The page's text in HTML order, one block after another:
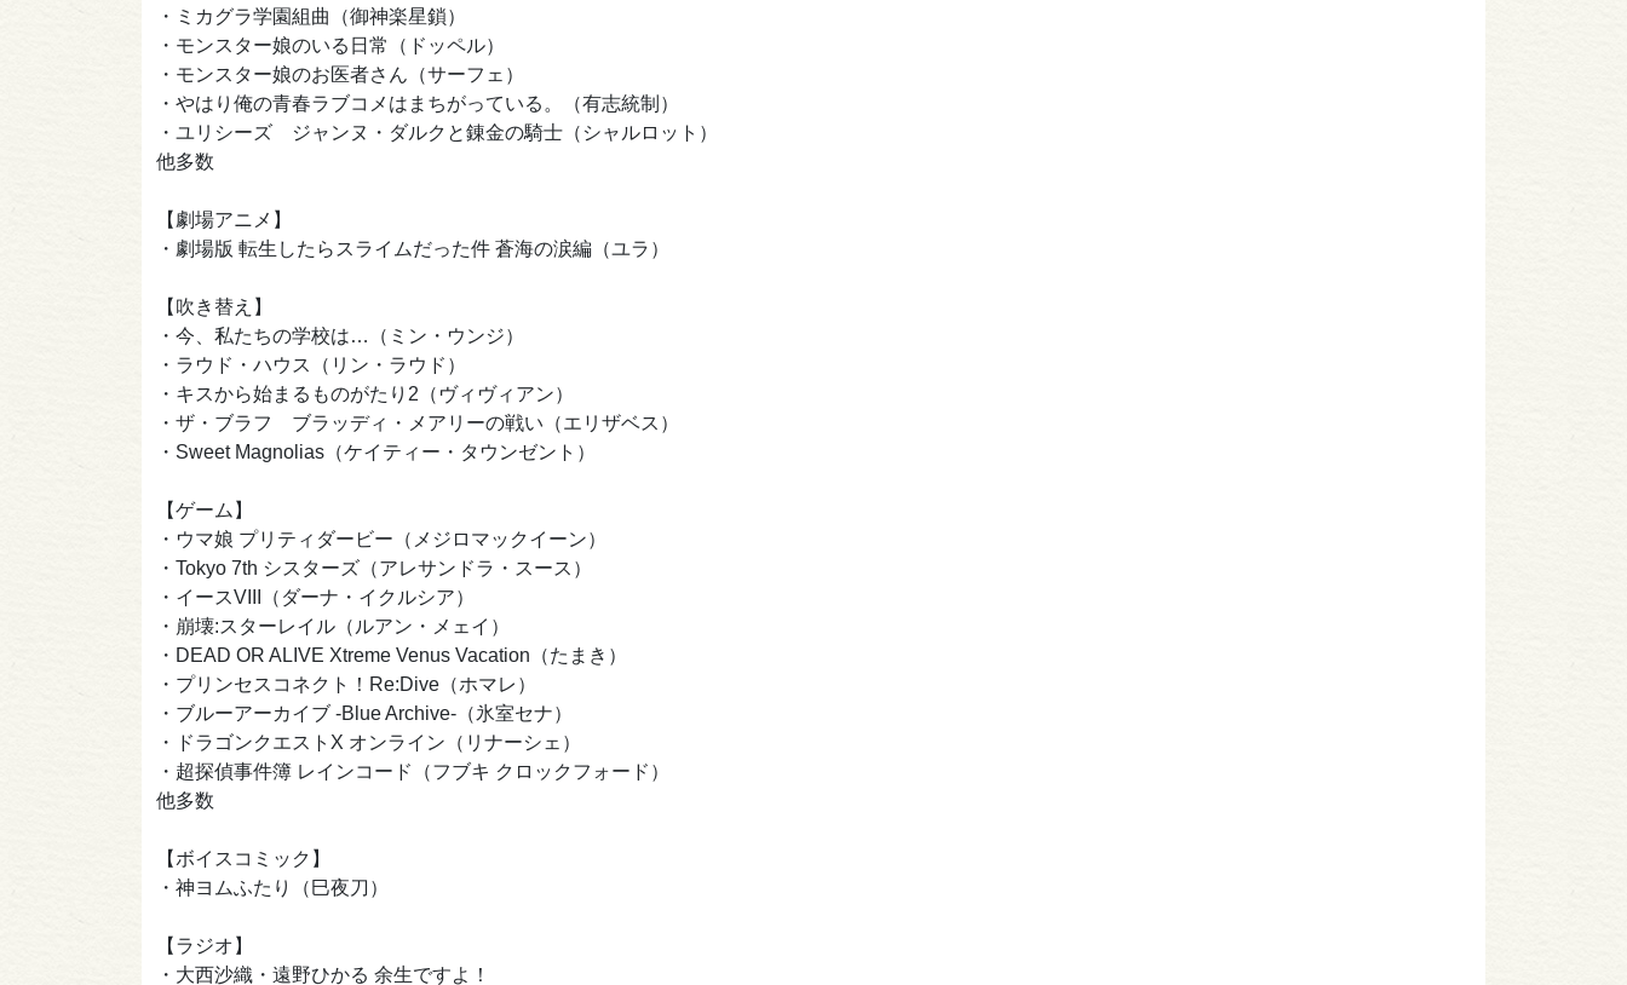
・ミカグラ学園組曲（御神楽星鎖）
・モンスター娘のいる日常（ドッペル）
・モンスター娘のお医者さん（サーフェ）
・やはり俺の青春ラブコメはまちがっている。（有志統制）
・ユリシーズ ジャンヌ・ダルクと錬金の騎士（シャルロット）
他多数
【劇場アニメ】
・劇場版 転生したらスライムだった件 蒼海の涙編（ユラ）
【吹き替え】
・今、私たちの学校は…（ミン・ウンジ）
・ラウド・ハウス（リン・ラウド）
・キスから始まるものがたり2（ヴィヴィアン）
・ザ・ブラフ ブラッディ・メアリーの戦い（エリザベス）
・Sweet Magnolias（ケイティー・タウンゼント）
【ゲーム】
・ウマ娘 プリティダービー（メジロマックイーン）
・Tokyo 7th シスターズ（アレサンドラ・スース）
・イースVIII（ダーナ・イクルシア）
・崩壊:スターレイル（ルアン・メェイ）
・DEAD OR ALIVE Xtreme Venus Vacation（たまき）
・プリンセスコネクト！Re:Dive（ホマレ）
・ブルーアーカイブ -Blue Archive-（氷室セナ）
・ドラゴンクエストX オンライン（リナーシェ）
・超探偵事件簿 レインコード（フブキ クロックフォード）
他多数
【ボイスコミック】
・神ヨムふたり（巳夜刀）
【ラジオ】
・大西沙織・遠野ひかる 余生ですよ！